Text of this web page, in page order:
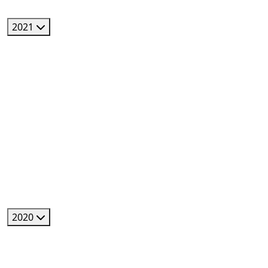
2021
2020